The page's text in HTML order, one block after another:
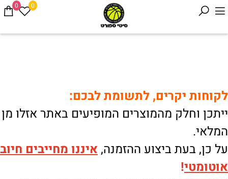
0 0
לקוחות יקרים, לתשומת לבכם:
ייתכן וחלק מהמוצרים המופיעים באתר אזלו מן
המלאי.
על כן, בעת ביצוע ההזמנה, איננו מחייבים חיוב
אוטומטי!